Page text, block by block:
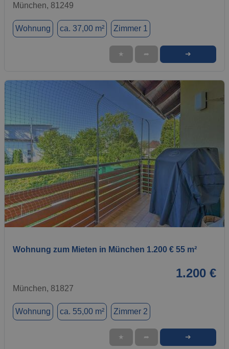
München, 81249
Wohnung ca. 37,00 m² Zimmer 1
★ ➦ ➜
1 / 1
Wohnung zum Mieten in München 1.200 € 55 m²
1.200 €
München, 81827
Wohnung ca. 55,00 m² Zimmer 2
★ ➦ ➜